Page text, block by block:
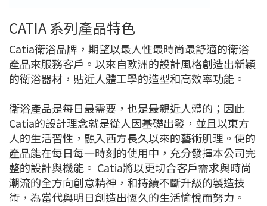
CATIA 系列產品特色
Catia衛浴品牌，期望以最人性最時尚最舒適的衛浴
產品來服務客戶。以來自歐洲的設計風格創造出新穎
的衛浴器材，貼近人體工學的造型和高效率功能。
衛浴產品是每日最需要，也是最親近人體的；因此
Catia的設計理念就是從人因基礎出發，並且以東方
人的生活習性，融入西方長久以來的藝術肌理。使的
產品能在每日每一時刻的使用中，充分發揮本公司完
整的設計與機能。 Catia將以更切合客戶需求與時尚
潮流的全方向創意精神，和持續不斷升級的製造技
術，為當代與明日創造出恆久的生活愉悅而努力。